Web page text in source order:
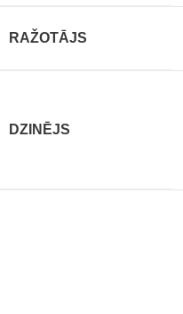
RAŽOTĀJS
DZINĒJS